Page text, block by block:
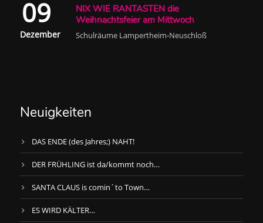
09
Dezember
NIX WIE RANTASTEN die
Weihnachtsfeier am Mittwoch
Schulräume Lampertheim-Neuschloß
Neuigkeiten
DAS ENDE (des Jahres;) NAHT!
DER FRÜHLING ist da/kommt noch…
SANTA CLAUS is comin´to Town…
ES WIRD KÄLTER…